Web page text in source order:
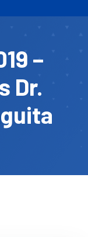
–
Dr.